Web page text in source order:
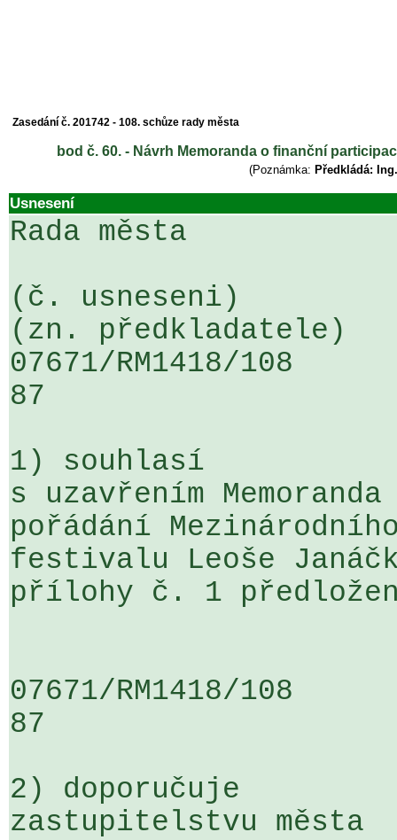
Zasedání č. 201742 - 108. schůze rady města
bod č. 60. - Návrh Memoranda o finanční
(Poznámka: Předkládá:
Usnesení
Rada města
(č. usneseni)
(zn. předkladatele)
07671/RM1418/
87
1) souhlasí
s uzavřením
pořádání
festivalu Leoše
přílohy č. 1
07671/RM1418/
87
2) doporučuje
zastupitelstvu města